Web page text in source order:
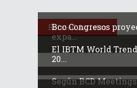
Related Articles
Bco Congresos
expa...
El IBTM World
20...
Según BCD